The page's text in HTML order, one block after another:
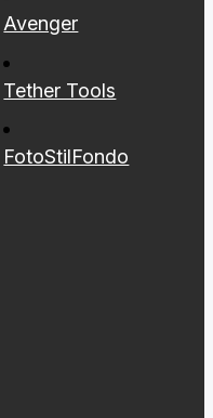
Avenger
Tether Tools
FotoStilFondo